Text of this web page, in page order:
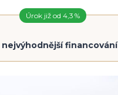
Úrok již od 4,3 %
nejvýhodnější financování